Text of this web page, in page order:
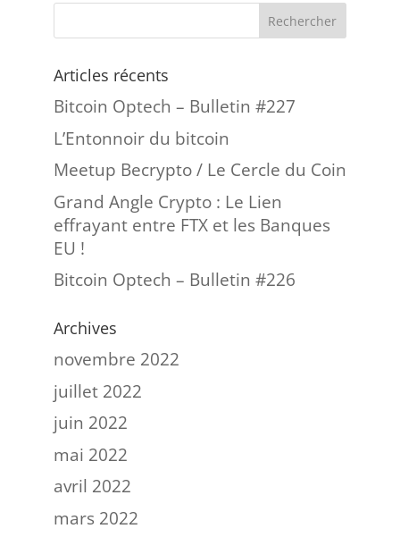
Articles récents
Bitcoin Optech – Bulletin #227
L’Entonnoir du bitcoin
Meetup Becrypto / Le Cercle du Coin
Grand Angle Crypto : Le Lien
effrayant entre FTX et les Banques
EU !
Bitcoin Optech – Bulletin #226
Archives
novembre 2022
juillet 2022
juin 2022
mai 2022
avril 2022
mars 2022